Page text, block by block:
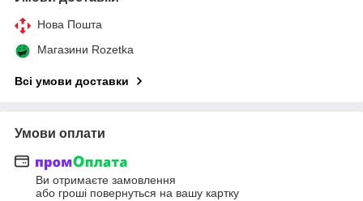
Нова Пошта
Магазини Rozetka
Всі умови доставки
Умови оплати
Ви отримаєте замовлення
або гроші повернуться на вашу картку